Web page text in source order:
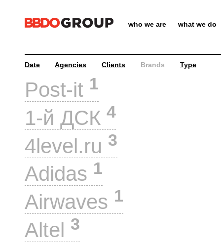
who we are what we do
Date Agencies Clients Brands Type
Post-it 1
1-й ДСК 4
4level.ru 3
Adidas 1
Airwaves 1
Altel 3